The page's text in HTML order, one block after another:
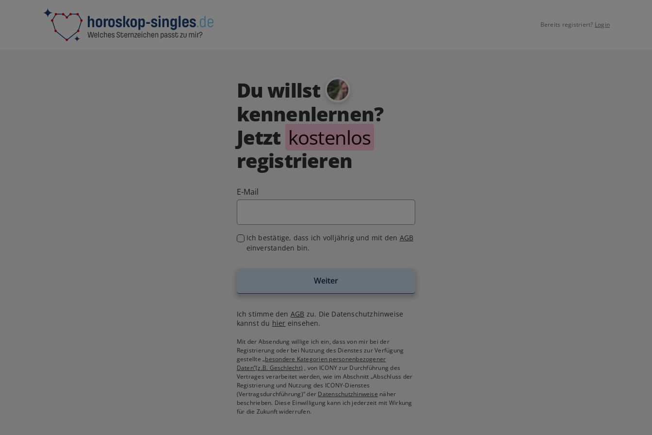
Bereits registriert? Login
Du willst
kennenlernen?
Jetzt kostenlos
registrieren
E-Mail
Ich bestätige, dass ich volljährig und mit den AGB
einverstanden bin.
Weiter
Ich stimme den AGB zu. Die Datenschutzhinweise
kannst du hier einsehen.
Mit der Absendung willige ich ein, dass von mir bei der
Registrierung oder bei Nutzung des Dienstes zur Verfügung
gestellte„besondere Kategorien personenbezogener
Daten“(z.B. Geschlecht) , von ICONY zur Durchführung des
Vertrages verarbeitet werden, wie im Abschnitt „Abschluss der
Registrierung und Nutzung des ICONY-Dienstes
(Vertragsdurchführung)“ der Datenschutzhinweise näher
beschrieben. Diese Einwilligung kann ich jederzeit mit Wirkung
für die Zukunft widerrufen.